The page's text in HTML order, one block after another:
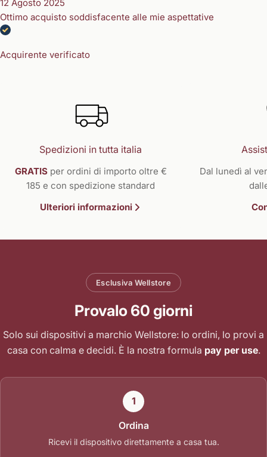
12 Agosto 2025
Ottimo acquisto soddisfacente alle mie aspettative
Acquirente verificato
Spedizioni in tutta italia
GRATIS per ordini di importo oltre €
185 e con spedizione standard
Ulteriori informazioni
Dal lunedì al
Esclusiva Wellstore
Provalo 60 giorni
Solo sui dispositivi a marchio Wellstore: lo ordini, lo provi a
casa con calma e decidi. È la nostra formula pay per use.
1
Ordina
Ricevi il dispositivo direttamente a casa tua.